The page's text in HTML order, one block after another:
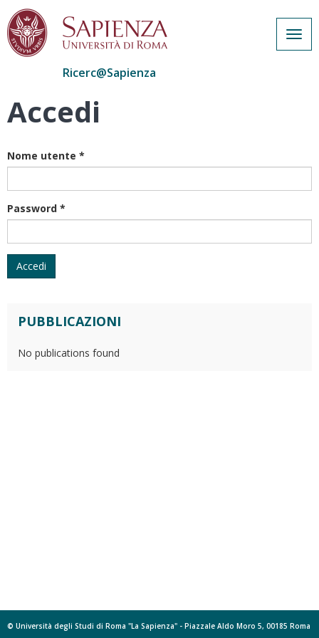
Salta
Ricerc@Sapienza
Accedi
Nome utente *
Password *
Accedi
PUBBLICAZIONI
No publications found
© Università degli Studi di Roma "La Sapienza" - Piazzale Aldo Moro 5, 00185 Roma